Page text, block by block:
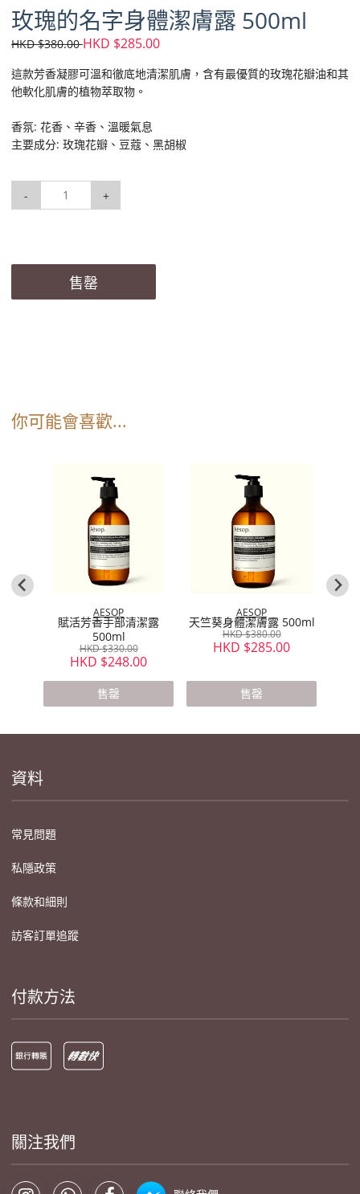
玫瑰的名字身體潔膚露 500ml
HKD $380.00HKD $285.00
這款芳香凝膠可溫和徹底地清潔肌膚，含有最優質的玫瑰花瓣油和其
他軟化肌膚的植物萃取物。
香氛: 花香、辛香、溫暖氣息
主要成分: 玫瑰花瓣、豆蔻、黑胡椒
- +
售罄
你可能會喜歡...
AESOP
賦活芳香手部清潔露
500ml
HKD $330.00
HKD $248.00
售罄
AESOP
天竺葵身體潔膚露 500ml
HKD $380.00
HKD $285.00
售罄
資料
常見問題
私隱政策
條款和細則
訪客訂單追蹤
付款方法
關注我們